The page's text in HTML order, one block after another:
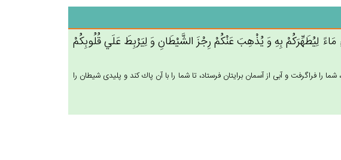
مَاءً لِيُطَهِّرَكُمْ‌ بِه‌ِ وَ يُذْهِب‌َ عَنْكُم‌ْ رِجْزَ الشَّيْطَان‌ِ وَ لِيَرْبِط‌َ عَلَي‌ قُلُوبِكُم‌ْ
را فراگرفت و آبى از آسمان برايتان فرستاد، تا شما را با آن پاك كند و پليدى شيطان را